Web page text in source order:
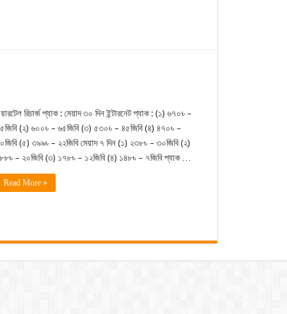
রিচার্জ প্যাক : মেয়াদ ৩০ দিন ইন্টারনেট প্যাক : (১) ৬৭০৳ –
(২) ৬০০৳ – ৬৫জিবি (৩) ৫৩০৳ – ৪৫জিবি (৪) ৪৭০৳ –
(৫) ৩৯৯৳ – ২২জিবি মেয়াদ ৭ দিন (১) ২৩৮৳ – ৩০জিবি (২)
– ২০জিবি (৩) ১৭৮৳ – ১২জিবি (৪) ১৪৮৳ – ৭জিবি প্যাক …
Read More »